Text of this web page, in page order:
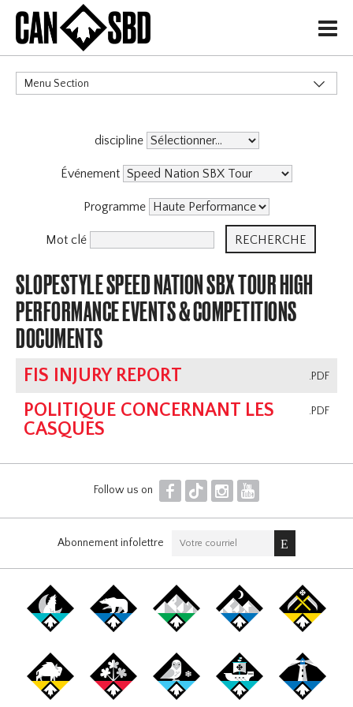
H
Menu Section
discipline
Événement
Programme
Mot clé
SLOPESTYLE SPEED NATION SBX TOUR HIGH
PERFORMANCE EVENTS & COMPETITIONS
DOCUMENTS
.PDF
FIS INJURY REPORT
.PDF
POLITIQUE CONCERNANT LES
CASQUES
Follow us on F T I Y
Abonnement infolettre